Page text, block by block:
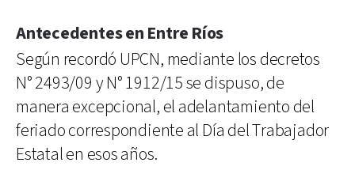
Antecedentes en Entre Ríos
Según recordó UPCN, mediante los decretos
N° 2493/09 y N° 1912/15 se dispuso, de
manera excepcional, el adelantamiento del
feriado correspondiente al Día del Trabajador
Estatal en esos años.